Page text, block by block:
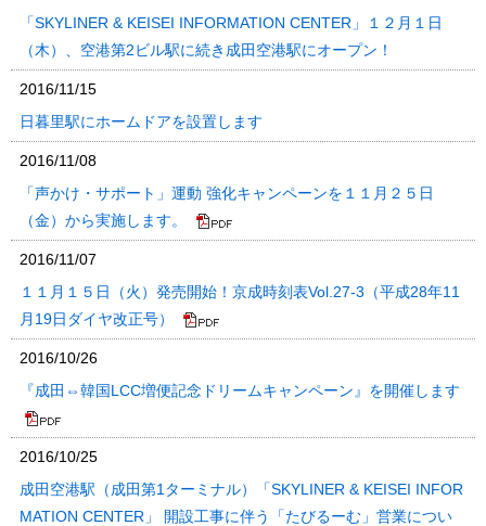
「SKYLINER & KEISEI INFORMATION CENTER」１２月１日
（木）、空港第2ビル駅に続き成田空港駅にオープン！
2016/11/15
日暮里駅にホームドアを設置します
2016/11/08
「声かけ・サポート」運動 強化キャンペーンを１１月２５日
（金）から実施します。
2016/11/07
１１月１５日（火）発売開始！京成時刻表Vol.27-3（平成28年11
月19日ダイヤ改正号）
2016/10/26
『成田⇔韓国LCC増便記念ドリームキャンペーン』を開催します
2016/10/25
成田空港駅（成田第1ターミナル）「SKYLINER & KEISEI INFOR
MATION CENTER」 開設工事に伴う「たびるーむ」営業につい